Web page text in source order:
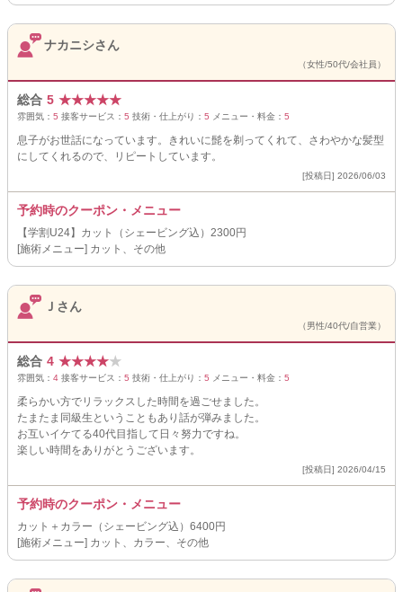
ナカニシさん
（女性/50代/会社員）
総合 5 ★★★★★
雰囲気： 5 接客サービス： 5 技術・仕上がり： 5 メニュー・料金： 5
息子がお世話になっています。きれいに髭を剃ってくれて、さわやかな髪型
にしてくれるので、リピートしています。
[投稿日] 2026/06/03
予約時のクーポン・メニュー
【学割U24】カット（シェービング込）2300円
[施術メニュー] カット、その他
Ｊさん
（男性/40代/自営業）
総合 4 ★★★★★
雰囲気： 4 接客サービス： 5 技術・仕上がり： 5 メニュー・料金： 5
柔らかい方でリラックスした時間を過ごせました。
たまたま同級生ということもあり話が弾みました。
お互いイケてる40代目指して日々努力ですね。
楽しい時間をありがとうございます。
[投稿日] 2026/04/15
予約時のクーポン・メニュー
カット＋カラー（シェービング込）6400円
[施術メニュー] カット、カラー、その他